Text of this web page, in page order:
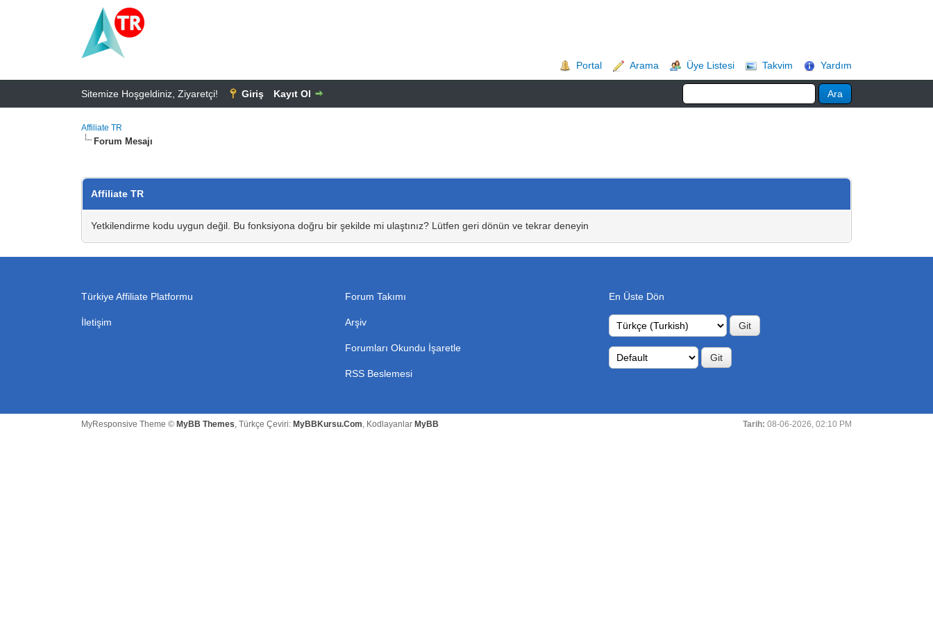
Portal Arama Üye Listesi Takvim Yardım
Sitemize Hoşgeldiniz, Ziyaretçi! Giriş Kayıt Ol
Affiliate TR
Forum Mesajı
Affiliate TR
Yetkilendirme kodu uygun değil. Bu fonksiyona doğru bir şekilde mi ulaştınız? Lütfen geri dönün ve tekrar deneyin
Türkiye Affiliate Platformu
İletişim
Forum Takımı
Arşiv
Forumları Okundu İşaretle
RSS Beslemesi
En Üste Dön
MyResponsive Theme © MyBB Themes, Türkçe Çeviri: MyBBKursu.Com, Kodlayanlar MyBB Tarih: 08-06-2026, 02:10 PM